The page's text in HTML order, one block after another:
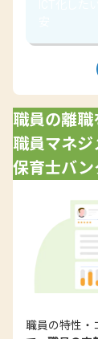
職員の離
職員マネ
保育士バン
職員の特性・